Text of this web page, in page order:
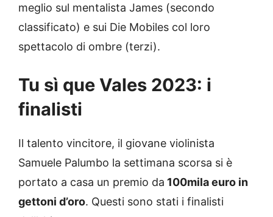
meglio sul mentalista James (secondo
classificato) e sui Die Mobiles col loro
spettacolo di ombre (terzi).
Tu sì que Vales 2023: i
finalisti
Il talento vincitore, il giovane violinista
Samuele Palumbo la settimana scorsa si è
portato a casa un premio da 100mila euro in
gettoni d’oro. Questi sono stati i finalisti